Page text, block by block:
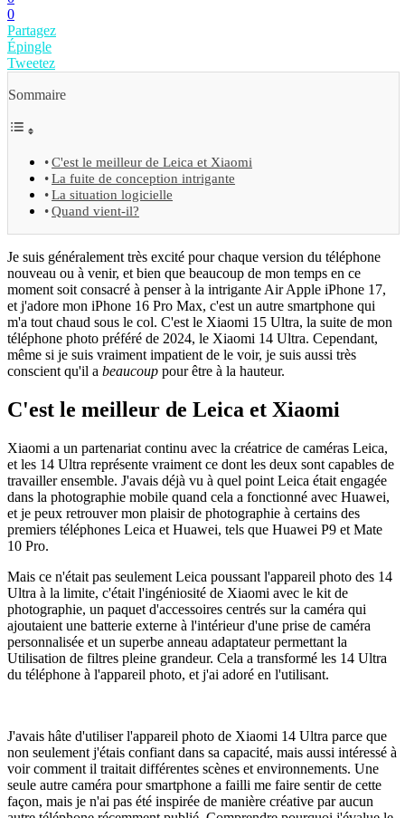
0
Partagez
Épingle
Tweetez
Sommaire
C'est le meilleur de Leica et Xiaomi
La fuite de conception intrigante
La situation logicielle
Quand vient-il?
Je suis généralement très excité pour chaque version du téléphone
nouveau ou à venir, et bien que beaucoup de mon temps en ce
moment soit consacré à penser à la intrigante Air Apple iPhone 17,
et j'adore mon iPhone 16 Pro Max, c'est un autre smartphone qui
m'a tout chaud sous le col. C'est le Xiaomi 15 Ultra, la suite de mon
téléphone photo préféré de 2024, le Xiaomi 14 Ultra. Cependant,
même si je suis vraiment impatient de le voir, je suis aussi très
conscient qu'il a beaucoup pour être à la hauteur.
C'est le meilleur de Leica et Xiaomi
Xiaomi a un partenariat continu avec la créatrice de caméras Leica,
et les 14 Ultra représente vraiment ce dont les deux sont capables de
travailler ensemble. J'avais déjà vu à quel point Leica était engagée
dans la photographie mobile quand cela a fonctionné avec Huawei,
et je peux retrouver mon plaisir de photographie à certains des
premiers téléphones Leica et Huawei, tels que Huawei P9 et Mate
10 Pro.
Mais ce n'était pas seulement Leica poussant l'appareil photo des 14
Ultra à la limite, c'était l'ingéniosité de Xiaomi avec le kit de
photographie, un paquet d'accessoires centrés sur la caméra qui
ajoutaient une batterie externe à l'intérieur d'une prise de caméra
personnalisée et un superbe anneau adaptateur permettant la
Utilisation de filtres pleine grandeur. Cela a transformé les 14 Ultra
du téléphone à l'appareil photo, et j'ai adoré en l'utilisant.
J'avais hâte d'utiliser l'appareil photo de Xiaomi 14 Ultra parce que
non seulement j'étais confiant dans sa capacité, mais aussi intéressé à
voir comment il traitait différentes scènes et environnements. Une
seule autre caméra pour smartphone a failli me faire sentir de cette
façon, mais je n'ai pas été inspirée de manière créative par aucun